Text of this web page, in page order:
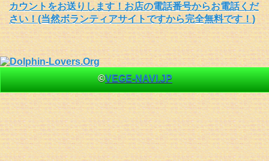
カウントをお送りします！お店の電話番号からお電話くだ
さい！(当然ボランティアサイトですから完全無料です！)
©VEGE-NAVI.JP